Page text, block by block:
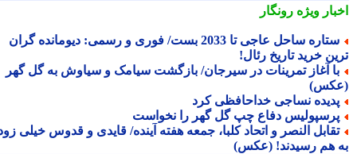
ویژهرونگار
ستاره ساحل عاجی تا 2033 بست/ فوری و رسمی: دیومانده گران
خرید تاریخ رئال!
آغاز تمرینات در سیرجان/ بازگشت سیامک و سیاوش به گل گهر
نساجی خداحافظی کرد
دفاع چپ گل گهر را نخواست
النصر و اتحاد کلبا، جمعه هفته آینده/ قایدی و قدوس خیلی زود
هم رسیدند! (عکس)